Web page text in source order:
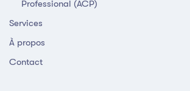
Professional (ACP)
Services
À propos
Contact